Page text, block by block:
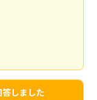
しました